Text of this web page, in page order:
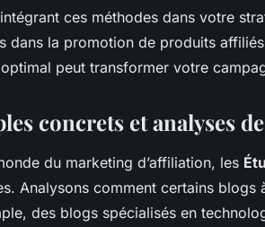
ces méthodes dans votre
dans la promotion de produits
peut transformer votre
concrets et analyses
du marketing d’affiliation, les
Analysons comment certains
des blogs spécialisés en